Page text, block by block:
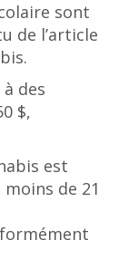
sont
de l’article
des
$,
est
de 21